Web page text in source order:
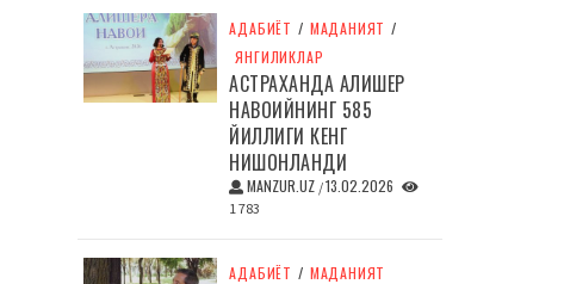
АДАБИЁТ / МАДАНИЯТ /
ЯНГИЛИКЛАР
АСТРАХАНДА АЛИШЕР
НАВОИЙНИНГ 585
ЙИЛЛИГИ КЕНГ
НИШОНЛАНДИ
MANZUR.UZ /13.02.2026
1 783
АДАБИЁТ / МАДАНИЯТ